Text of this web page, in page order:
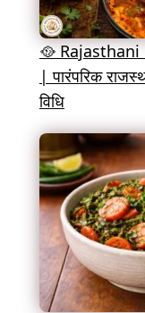
🥘
| पारंपरिक
विधि